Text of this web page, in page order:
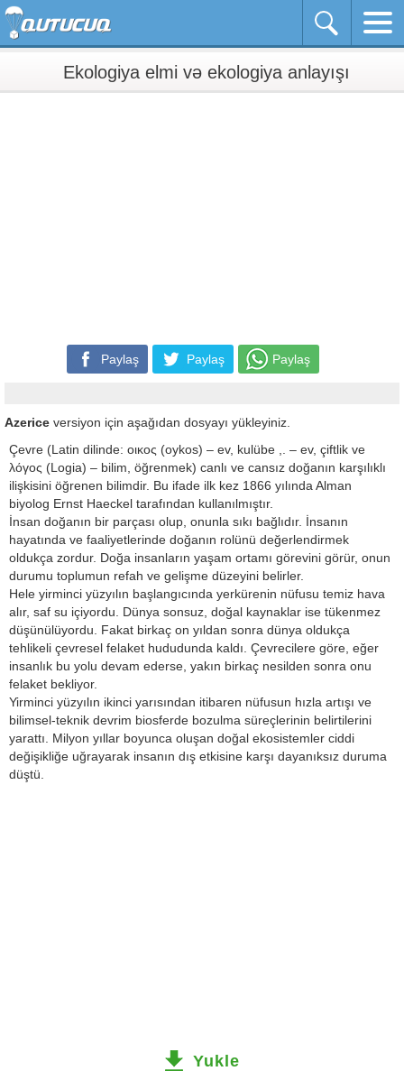
Ekologiya elmi və ekologiya anlayışı
Paylaş Paylaş Paylaş
Azerice versiyon için aşağıdan dosyayı yükleyiniz.
Çevre (Latin dilinde: οικος (oykos) – ev, kulübe ,. – ev, çiftlik ve
λόγος (Logia) – bilim, öğrenmek) canlı ve cansız doğanın karşılıklı
ilişkisini öğrenen bilimdir. Bu ifade ilk kez 1866 yılında Alman
biyolog Ernst Haeckel tarafından kullanılmıştır.
İnsan doğanın bir parçası olup, onunla sıkı bağlıdır. İnsanın
hayatında ve faaliyetlerinde doğanın rolünü değerlendirmek
oldukça zordur. Doğa insanların yaşam ortamı görevini görür, onun
durumu toplumun refah ve gelişme düzeyini belirler.
Hele yirminci yüzyılın başlangıcında yerkürenin nüfusu temiz hava
alır, saf su içiyordu. Dünya sonsuz, doğal kaynaklar ise tükenmez
düşünülüyordu. Fakat birkaç on yıldan sonra dünya oldukça
tehlikeli çevresel felaket hududunda kaldı. Çevrecilere göre, eğer
insanlık bu yolu devam ederse, yakın birkaç nesilden sonra onu
felaket bekliyor.
Yirminci yüzyılın ikinci yarısından itibaren nüfusun hızla artışı ve
bilimsel-teknik devrim biosferde bozulma süreçlerinin belirtilerini
yarattı. Milyon yıllar boyunca oluşan doğal ekosistemler ciddi
değişikliğe uğrayarak insanın dış etkisine karşı dayanıksız duruma
düştü.
Yukle